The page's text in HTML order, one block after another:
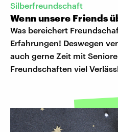
Silberfreundschaft
Wenn unsere Friends
Was bereichert
Erfahrungen! Deswegen
auch gerne Zeit mit
Freundschaften viel